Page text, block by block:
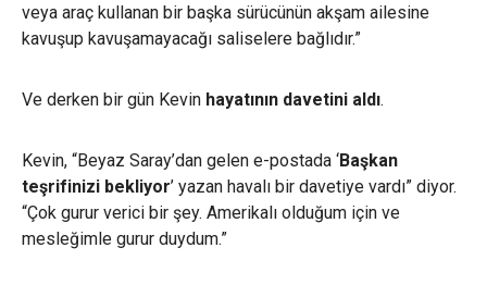
veya araç kullanan bir başka sürücünün akşam ailesine
kavuşup kavuşamayacağı saliselere bağlıdır.”
Ve derken bir gün Kevin hayatının davetini aldı.
Kevin, “Beyaz Saray’dan gelen e-postada ‘Başkan
teşrifinizi bekliyor’ yazan havalı bir davetiye vardı” diyor.
“Çok gurur verici bir şey. Amerikalı olduğum için ve
mesleğimle gurur duydum.”